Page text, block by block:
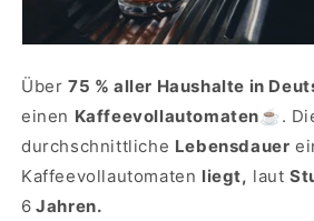
Über 75 % aller Haushalte in
einen Kaffeevollautomaten☕.
durchschnittliche Lebensdauer
Kaffeevollautomaten liegt, laut
6 Jahren.